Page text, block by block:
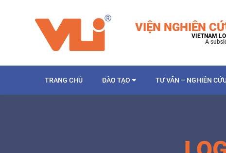
VIỆN NGHIÊN
VIETNAM
A
TRANG CHỦ ĐÀO TẠO TƯ VẤN – NGHIÊN